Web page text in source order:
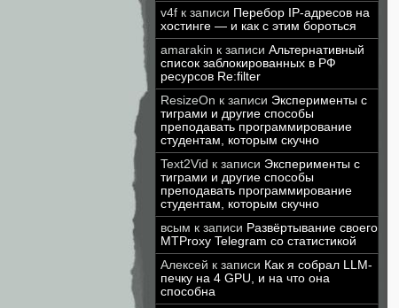
v4f к записи Перебор IP-адресов на
хостинге — и как с этим бороться
amarakin к записи Альтернативный
список заблокированных в РФ
ресурсов Re:filter
ResizeOn к записи Эксперименты с
тиграми и другие способы
преподавать программирование
студентам, которым скучно
Text2Vid к записи Эксперименты с
тиграми и другие способы
преподавать программирование
студентам, которым скучно
всым к записи Развёртывание своего
MTProxy Telegram со статистикой
Алексей к записи Как я собрал LLM-
печку на 4 GPU, и на что она
способна